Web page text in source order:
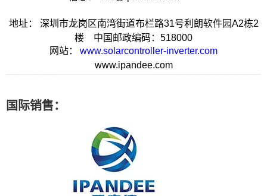
地址：
深圳市龙岗区南湾街道布栏路31号利朗软件园A2栋2
楼
中国邮政编码：518000
网站：
www.solarcontroller-inverter.com
www.ipandee.com
国际销售：